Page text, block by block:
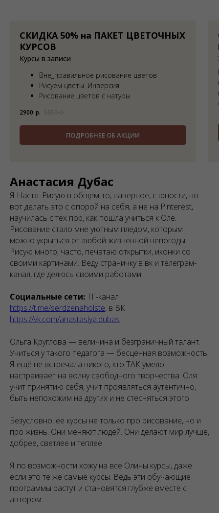
СКИДКА 50% на ПАКЕТ ЦВЕТОЧНЫХ
КУРСОВ
Курсы в записи
Вне_правильное рисование цветов
Рисуем цветы. Инверсия
Рисование цветов с натуры
2900 р.
ПОДРОБНЕЕ ОБ АКЦИИ
Анастасия Дубас
Я Настя. Рисую в общем-то, наверное, с юности, но
вот делать это с опорой на себя, а не на Pinterest,
научилась с тех пор, как пошла учиться к Оле.
Рисование стало мне уютным пледом, которым
можно укрыться от любой жизненной непогоды.
Рисую много, часто, печатаю открытки, иконки со
своими картинами. Веду страничку в вк и телеграм-
канал, где делюсь своими работами.
Социальные сети:ТГ-канал
https://t.me/serdzenaholste, в ВК
https://vk.com/anastasiya.dubas
Ольга Круглова — величина и безграничный талант.
Учиться у такого педагога — бесценная возможность.
Я ещё не встречала никого, кто ТАК умело
настраивает на волну свободного творчества. Оля
учит принятию себя, учит проявляться аутентично,
быть непохожим на других и не стесняться этого.
Безусловно, ее курсы не только про рисование, но и
про жизнь. Они меняют людей. Они делают мир лучше,
добрее, светлее и теплее.
Я по возможности хожу на все Олины курсы, даже
если это те же самые курсы. Ведь эти обучающие
программы растут и становятся глубже вместе с
автором.